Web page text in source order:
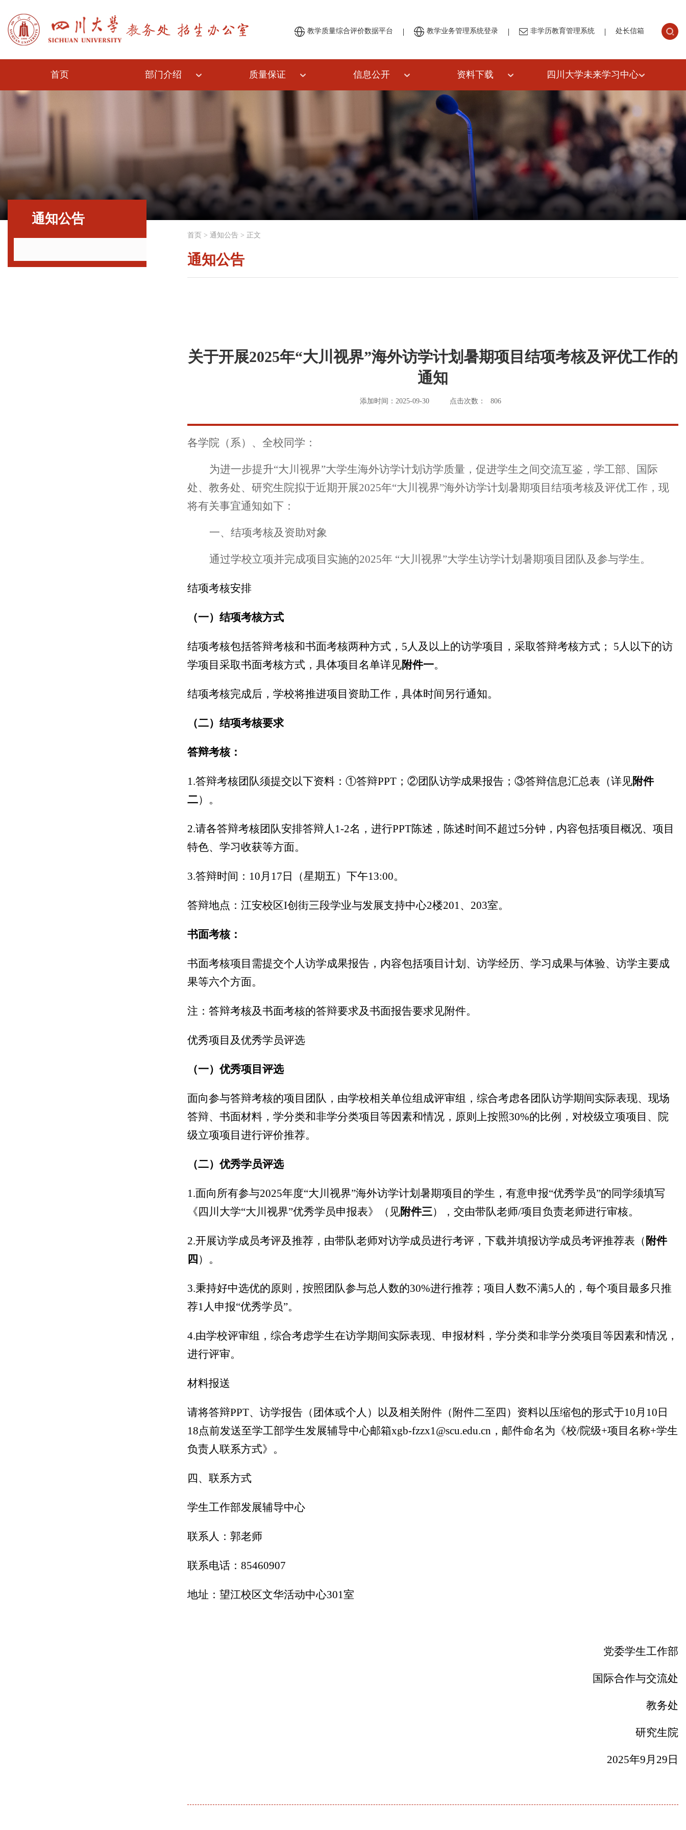
教学质量综合评价数据平台 | 教学业务管理系统登录 | 非学历教育管理系统 | 处长信箱
首页 部门介绍 质量保证 信息公开 资料下载 四川大学未来学习中心
通知公告
首页 > 通知公告 > 正文
通知公告
关于开展2025年“大川视界”海外访学计划暑期项目结项考核及评优工作的
通知
添加时间：2025-09-30 点击次数： 806
各学院（系）、全校同学：
为进一步提升“大川视界”大学生海外访学计划访学质量， 促进学生之间交流互鉴，学工部、国际
处、教务处、研究生院拟于近期开展2025年“大川视界”海外访学计划 暑期项目结项考核及评优工作 ，现
将有关事宜通知如下：
一、结项考核及资助对象
通过学校立项并完成项目实施的2025年 “大川视界”大学生访学计划 暑期项目团队及参与学生。
结项考核安排
（一）结项考核方式
结项考核包括答辩考核和书面考核两种方式， 5人及以上的访学项目，采取答辩考核方式； 5人以下的访
学项目采取书面考核方式，具体项目名单详见附件一。
结项考核完成后，学校将推进项目资助工作，具体时间另行通知。
（二）结项考核要求
答辩考核：
1.答辩考核团队须提交以下资料：①答辩PPT ；②团队访学成果报告；③答辩信息汇总表（详见附件
二）。
2.请各答辩考核团队安排答辩人 1-2名，进行PPT陈述，陈述时间不超过5分钟，内容包括项目概况、 项目
特色、学习收获等方面。
3.答辩时间： 10月 17 日（星期五）下午13:00。
答辩地点：江安校区I创街三段学业与发展支持中心2楼201、 203室。
书面考核：
书面考核项目需提交个人访学成果报告，内容包括项目计划 、 访学经历、学习成果与体验、 访学主要成
果等六个方面。
注：答辩考核及书面考核的答辩要求及书面报告要求见附件。
优秀项目及优秀学员评选
（一）优秀项目评选
面向参与答辩考核的项目团队，由学校相关单位组成评审组，综合考虑各团队访学期间实际表现、现场
答辩、书面材料，学分类和非学分类项目等因素和情况，原则上按照30%的比例，对校级立项项目、院
级立项项目进行评价推荐。
（二）优秀学员评选
1.面向所有参与2025年度“大川视界”海外访学计划 暑期项目的学生，有意申报“优秀学员”的同学须填写
《四川大学“大川视界”优秀学员申报表》（见附件三），交由带队老师/项目负责老师进行审核。
2.开展访学成员考评及推荐，由带队老师对访学成员进行考评，下载并填报访学成员考评推荐表（ 附件
四 ）。
3.秉持好中选优的原则，按照团队参与总人数的30%进行推荐；项目人数不满5人的，每个项目最多只推
荐1人申报“优秀学员”。
4.由学校评审组，综合考虑学生在访学期间实际表现、申报材料，学分类和非学分类项目等因素和情况，
进行评审。
材料报送
请将答辩PPT、访学报告（团体或个人）以及相关附件（附件二至四）资料以压缩包的形式于10月 10 日
18点前发送至学工部学生发展辅导中心邮箱xgb-fzzx1@scu.edu.cn ，邮件命名为《校/院级+项目名称+学生
负责人联系方式》。
四、联系方式
学生工作部发展辅导中心
联系人： 郭老师
联系电话 ： 85460907
地址 ：望江校区文华活动中心301室
党委学生工作部
国际合作与交流处
教务处
研究生院
2025年9月 29 日